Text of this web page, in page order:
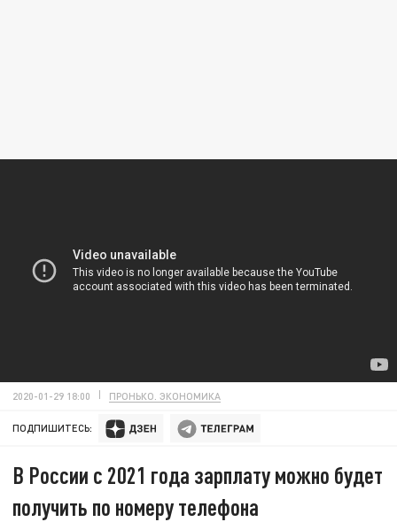
2020-01-29 18:00 ПРОНЬКО. ЭКОНОМИКА
ПОДПИШИТЕСЬ:
В России с 2021 года зарплату можно будет
получить по номеру телефона